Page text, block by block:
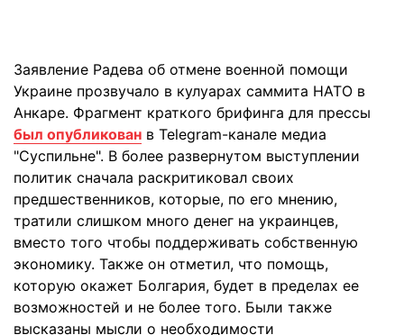
Заявление Радева об отмене военной помощи
Украине прозвучало в кулуарах саммита НАТО в
Анкаре. Фрагмент краткого брифинга для прессы
был опубликован в Telegram-канале медиа
"Суспильне". В более развернутом выступлении
политик сначала раскритиковал своих
предшественников, которые, по его мнению,
тратили слишком много денег на украинцев,
вместо того чтобы поддерживать собственную
экономику. Также он отметил, что помощь,
которую окажет Болгария, будет в пределах ее
возможностей и не более того. Были также
высказаны мысли о необходимости